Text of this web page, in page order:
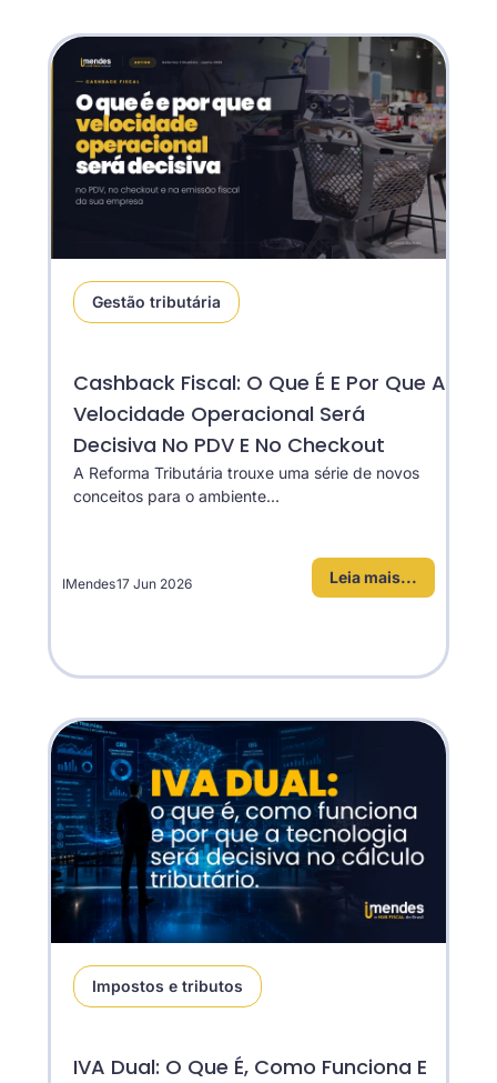
Gestão tributária
Cashback Fiscal: O Que É E Por Que A
Velocidade Operacional Será
Decisiva No PDV E No Checkout
A Reforma Tributária trouxe uma série de novos
conceitos para o ambiente...
Leia mais...
IMendes17 Jun 2026
Impostos e tributos
IVA Dual: O Que É, Como Funciona E